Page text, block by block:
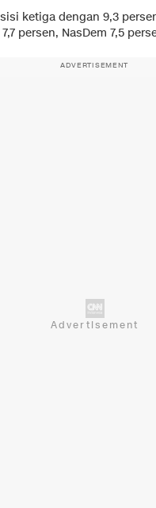
ketiga dengan 9,3
persen, NasDem 7,5
ADVERTISEMENT